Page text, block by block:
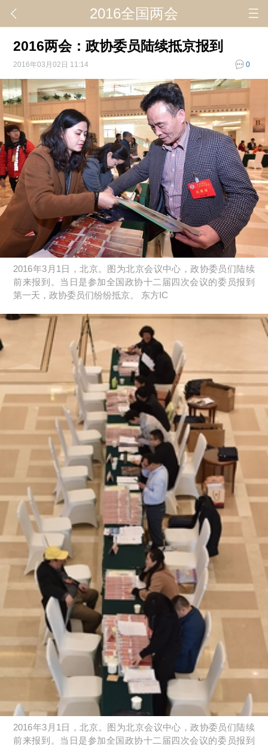
2016全国两会
2016两会：政协委员陆续抵京报到
2016年03月02日 11:14 0
2016年3月1日，北京。图为北京会议中心，政协委员们陆续
前来报到。当日是参加全国政协十二届四次会议的委员报到
第一天，政协委员们纷纷抵京。 东方IC
2016年3月1日，北京。图为北京会议中心，政协委员们陆续
前来报到。当日是参加全国政协十二届四次会议的委员报到